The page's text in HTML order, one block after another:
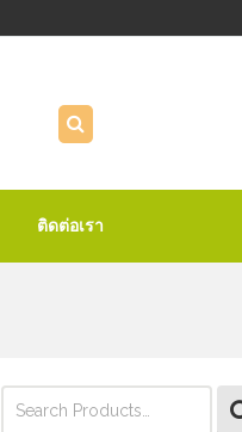
ติดต่อเรา
for: